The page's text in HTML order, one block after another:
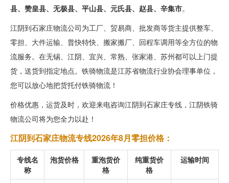
县、赞皇县、无极县、平山县、元氏县、赵县、辛集市。
江阴到石家庄物流公司为工厂、贸易商、批发商等货主提供整车、
零担、大件运输、普快特快、搬家搬厂、回程车调用等全方位的物
流服务。在无锡、江阴、宜兴、常熟、张家港、苏州都可以上门提
货，送货到指定地点。铁骑物流是江苏省物流行业协会理事单位，
您可以放心地把货托付铁骑物流！
价格优惠，运货及时，欢迎来电咨询江阴到石家庄专线，江阴铁骑
物流公司将为您全力以赴！
江阴到石家庄物流专线2026年8月零担价格：
专线名
称
泡货价格
重泡货价
格
纯重货价
格
运输时间